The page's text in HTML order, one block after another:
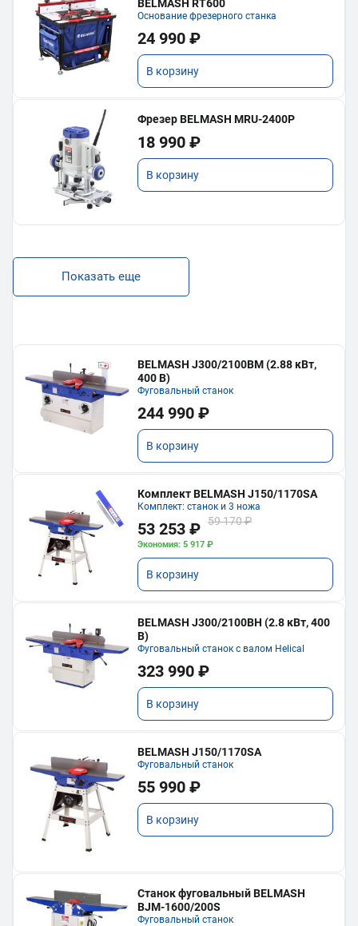
BELMASH RT600
Основание фрезерного станка
24 990 ₽
В корзину
Фрезер BELMASH MRU-2400P
18 990 ₽
В корзину
Показать еще
BELMASH J300/2100ВМ (2.88 кВт,
400 В)
Фуговальный станок
244 990 ₽
В корзину
Комплект BELMASH J150/1170SA
Комплект: станок и 3 ножа
53 253 ₽ 59 170 ₽
Экономия: 5 917 ₽
В корзину
BELMASH J300/2100ВH (2.8 кВт, 400
В)
Фуговальный станок с валом Helical
323 990 ₽
В корзину
BELMASH J150/1170SA
Фуговальный станок
55 990 ₽
В корзину
Станок фуговальный BELMASH
BJM-1600/200S
Фуговальный станок